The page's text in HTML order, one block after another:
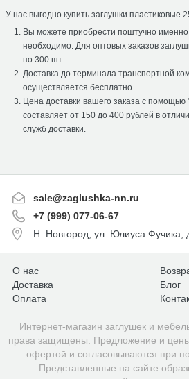
У нас выгодно купить заглушки пластиковые
Вы можете приобрести поштучно именно
необходимо. Для оптовых заказов
по 300 шт.
Доставка до терминала транспортной
осуществляется бесплатно.
Цена доставки вашего заказа с помощью
составляет от 150 до 400 рублей в
служб доставки.
sale@zaglushka-nn.ru
+7 (999) 077-06-67
Н. Новгород, ул. Юлиуса Фучика,
О нас
Доставка
Оплата
Блог
Интернет-магазин заглушек и
права защищены. Предложение и
офертой и согласовываются при
Представленные на сайте